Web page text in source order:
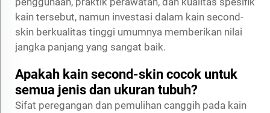
kain tersebut, namun investasi dalam kain second-
skin berkualitas tinggi umumnya memberikan nilai
jangka panjang yang sangat baik.
Apakah kain second-skin cocok untuk
semua jenis dan ukuran tubuh?
Sifat peregangan dan pemulihan canggih pada kain